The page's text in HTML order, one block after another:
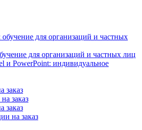
для организаций и частных
для организаций и частных лиц
и PowerPoint: индивидуальное
заказ
заказ
заказ
на заказ